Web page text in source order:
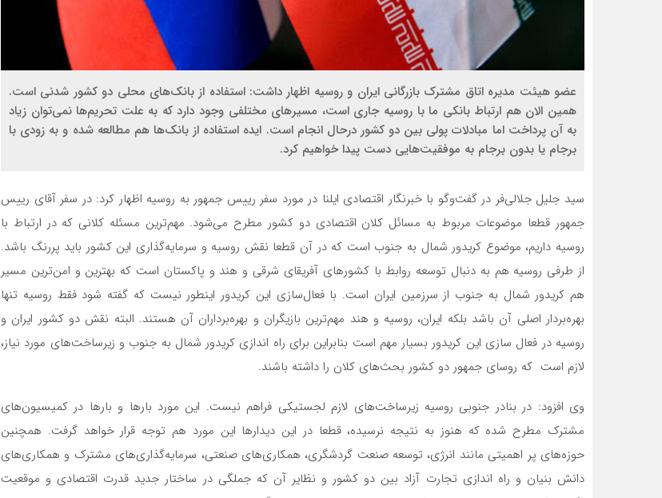
عضو هیئت مدیره اتاق مشترک بازرگانی ایران و روسیه اظهار داشت: استفاده از بانک‌های محلی دو کشور شدنی است.
همین الان هم ارتباط بانکی ما با روسیه جاری است، مسیرهای مختلفی وجود دارد که به علت تحریم‌ها نمی‌توان زیاد
به آن پرداخت اما مبادلات پولی بین دو کشور درحال انجام است. ایده استفاده از بانک‌ها هم مطالعه شده و به زودی با
برجام یا بدون برجام به موفقیت‌هایی دست پیدا خواهیم کرد.
سید جلیل جلالی‌فر در گفت‌وگو با خبرنگار اقتصادی ایلنا در مورد سفر رییس جمهور به روسیه اظهار کرد: در سفر آقای رییس
جمهور قطعا موضوعات مربوط به مسائل کلان اقتصادی دو کشور مطرح می‌شود. مهم‌ترین مسئله کلانی که در ارتباط با
روسیه داریم، موضوع کریدور شمال به جنوب است که در آن قطعا نقش روسیه و سرمایه‌گذاری این کشور باید پررنگ باشد.
از طرفی روسیه هم به دنبال توسعه روابط با کشورهای آفریقای شرقی و هند و پاکستان است که بهترین و امن‌ترین مسیر
هم کریدور شمال به جنوب از سرزمین ایران است. با فعال‌سازی این کریدور اینطور نیست که گفته شود فقط روسیه تنها
بهره‌بردار اصلی آن باشد بلکه ایران، روسیه و هند مهم‌ترین بازیگران و بهره‌برداران آن هستند. البته نقش دو کشور ایران و
روسیه در فعال سازی این کریدور بسیار مهم است بنابراین برای راه اندازی کریدور شمال به جنوب و زیرساخت‌های مورد نیاز،
لازم است که روسای جمهور دو کشور بحث‌های کلان را داشته باشند.
وی افزود: در بنادر جنوبی روسیه زیرساخت‌های لازم لجستیکی فراهم نیست. این مورد بارها و بارها در کمیسیون‌های
مشترک مطرح شده که هنوز به نتیجه نرسیده، قطعا در این دیدارها این مورد هم توجه قرار خواهد گرفت. همچنین
حوزه‌های پر اهمیتی مانند انرژی، توسعه صنعت گردشگری، همکاری‌های صنعتی، سرمایه‌گذاری‌های مشترک و همکاری‌های
دانش بنیان و راه اندازی تجارت آزاد بین دو کشور و نظایر آن که جملگی در ساختار جدید قدرت اقتصادی و موقعیت